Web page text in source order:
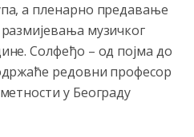
а пленарно предавање
музичког
Солфеђо – од појма до
редовни професор
у Београду
6:46
ove slučajeve? Mrski
pored zdravstvene